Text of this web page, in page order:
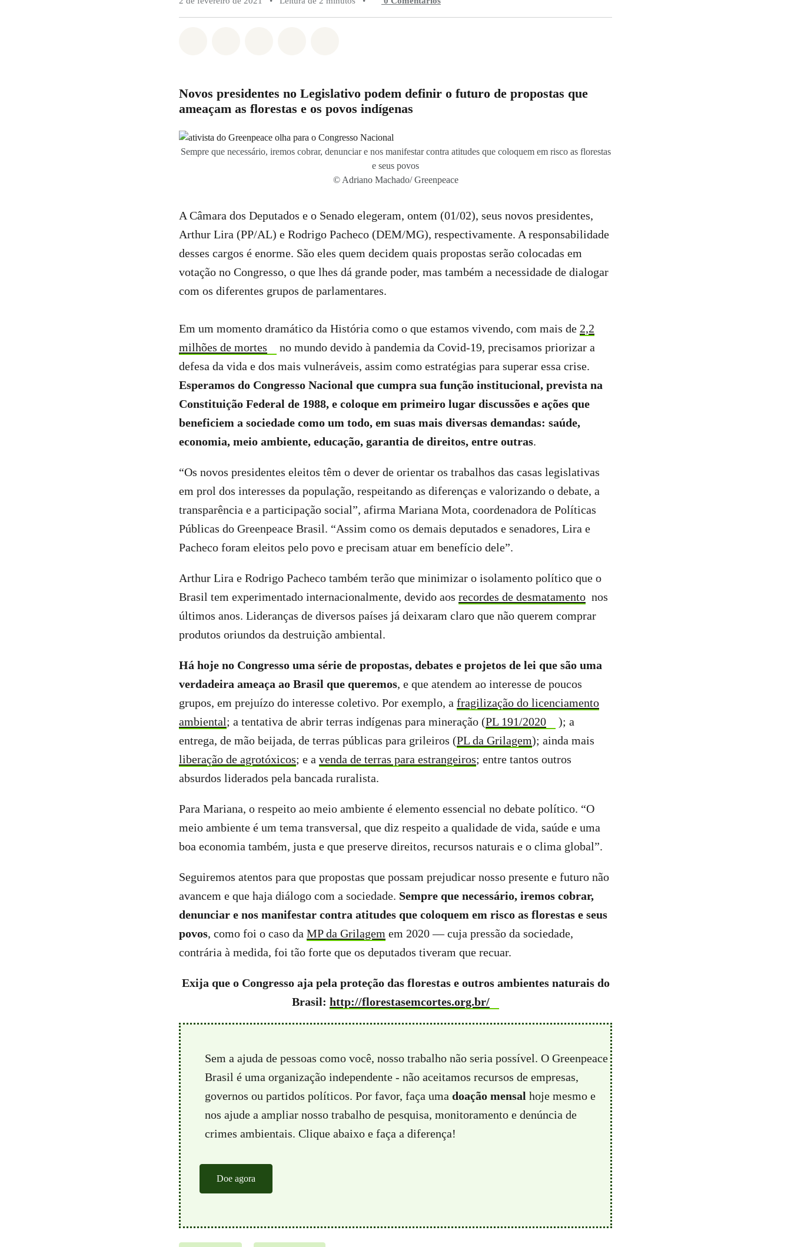
Novos presidentes no Legislativo podem definir o futuro de propostas que
ameaçam as florestas e os povos indígenas
Sempre que necessário, iremos cobrar, denunciar e nos manifestar contra atitudes que coloquem em risco as florestas
e seus povos
© Adriano Machado/ Greenpeace
A Câmara dos Deputados e o Senado elegeram, ontem (01/02), seus novos presidentes,
Arthur Lira (PP/AL) e Rodrigo Pacheco (DEM/MG), respectivamente. A responsabilidade
desses cargos é enorme. São eles quem decidem quais propostas serão colocadas em
votação no Congresso, o que lhes dá grande poder, mas também a necessidade de dialogar
com os diferentes grupos de parlamentares.
Em um momento dramático da História como o que estamos vivendo, com mais de 2,2
milhões de mortes
no mundo devido à pandemia da Covid-19, precisamos priorizar a
defesa da vida e dos mais vulneráveis, assim como estratégias para superar essa crise.
Esperamos do Congresso Nacional que cumpra sua função institucional, prevista na
Constituição Federal de 1988, e coloque em primeiro lugar discussões e ações que
beneficiem a sociedade como um todo, em suas mais diversas demandas: saúde,
economia, meio ambiente, educação, garantia de direitos, entre outras.
“Os novos presidentes eleitos têm o dever de orientar os trabalhos das casas legislativas
em prol dos interesses da população, respeitando as diferenças e valorizando o debate, a
transparência e a participação social”, afirma Mariana Mota, coordenadora de Políticas
Públicas do Greenpeace Brasil. “Assim como os demais deputados e senadores, Lira e
Pacheco foram eleitos pelo povo e precisam atuar em benefício dele”.
Arthur Lira e Rodrigo Pacheco também terão que minimizar o isolamento político que o
Brasil tem experimentado internacionalmente, devido aos recordes de desmatamento nos
últimos anos. Lideranças de diversos países já deixaram claro que não querem comprar
produtos oriundos da destruição ambiental.
Há hoje no Congresso uma série de propostas, debates e projetos de lei que são uma
verdadeira ameaça ao Brasil que queremos, e que atendem ao interesse de poucos
grupos, em prejuízo do interesse coletivo. Por exemplo, a fragilização do licenciamento
ambiental; a tentativa de abrir terras indígenas para mineração (PL 191/2020
); a
entrega, de mão beijada, de terras públicas para grileiros (PL da Grilagem); ainda mais
liberação de agrotóxicos; e a venda de terras para estrangeiros; entre tantos outros
absurdos liderados pela bancada ruralista.
Para Mariana, o respeito ao meio ambiente é elemento essencial no debate político. “O
meio ambiente é um tema transversal, que diz respeito a qualidade de vida, saúde e uma
boa economia também, justa e que preserve direitos, recursos naturais e o clima global”.
Seguiremos atentos para que propostas que possam prejudicar nosso presente e futuro não
avancem e que haja diálogo com a sociedade. Sempre que necessário, iremos cobrar,
denunciar e nos manifestar contra atitudes que coloquem em risco as florestas e seus
povos, como foi o caso da MP da Grilagem em 2020 — cuja pressão da sociedade,
contrária à medida, foi tão forte que os deputados tiveram que recuar.
Exija que o Congresso aja pela proteção das florestas e outros ambientes naturais do
Brasil:http://florestasemcortes.org.br/
Sem a ajuda de pessoas como você, nosso trabalho não seria possível. O Greenpeace
Brasil é uma organização independente - não aceitamos recursos de empresas,
governos ou partidos políticos. Por favor, faça uma doação mensal hoje mesmo e
nos ajude a ampliar nosso trabalho de pesquisa, monitoramento e denúncia de
crimes ambientais. Clique abaixo e faça a diferença!
Doe agora